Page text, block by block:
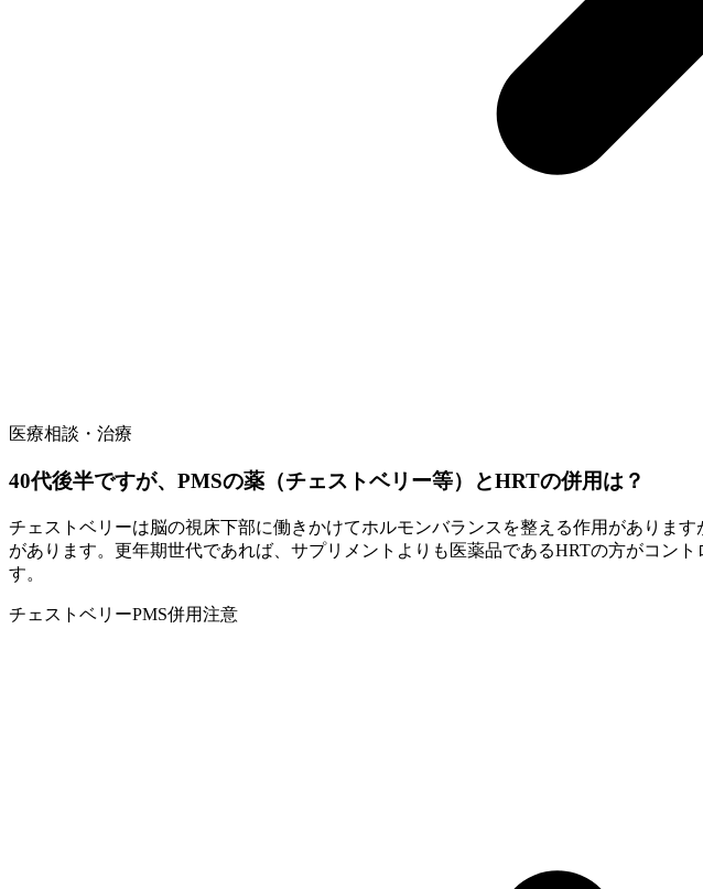
医療相談・治療
40代後半ですが、PMSの薬（チェストベリー等）とHRTの併用は？
チェストベリーは脳の視床下部に働きかけてホルモンバランスを整える作用がありま
があります。更年期世代であれば、サプリメントよりも医薬品であるHRTの方がコン
す。
チェストベリーPMS併用注意